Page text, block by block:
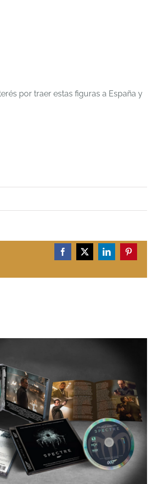
por traer estas figuras a España y
Facebook
X LinkedInPinterest